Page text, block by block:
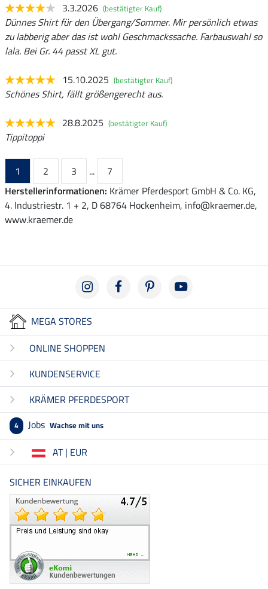
3.3.2026 (bestätigter Kauf)
Dünnes Shirt für den Übergang/Sommer. Mir persönlich etwas
zu labberig aber das ist wohl Geschmackssache. Farbauswahl so
lala. Bei Gr. 44 passt XL gut.
15.10.2025 (bestätigter Kauf)
Schönes Shirt, fällt größengerecht aus.
28.8.2025 (bestätigter Kauf)
Tippitoppi
1 2 3 ...
7
Herstellerinformationen: Krämer Pferdesport GmbH & Co. KG,
4. Industriestr. 1 + 2, D 68764 Hockenheim, info@kraemer.de,
www.kraemer.de
MEGA STORES
ONLINE SHOPPEN
KUNDENSERVICE
KRÄMER PFERDESPORT
4 Jobs Wachse mit uns
AT | EUR
SICHER EINKAUFEN